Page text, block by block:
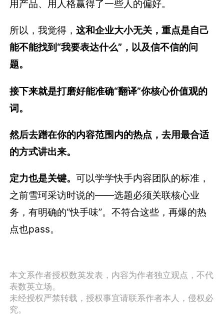
用产品、用人格赢得了一些人的偏好。
所以，我觉得，这和企业大小无关，重点是自己
能不能找到“我要表达什么”，以及信不信的问
题。
接下来就是打磨好能准确“翻译”你核心价值观的
词。
然后去蹭在你的内容范围内的热点，去用最合适
的方式讲出来。
定力也是关键。可以学学快手内容团队的标准，
之前雪珂采访时说的——选题必须关联核心业
务，有明确的“快手味”。不符合这些，再爆的热
点也pass。
本文系作者授权数英发表，内容为作者独立观点，不代
表数英立场。
未经授权严禁转载，授权事宜请联系作者本人，侵权必
究。